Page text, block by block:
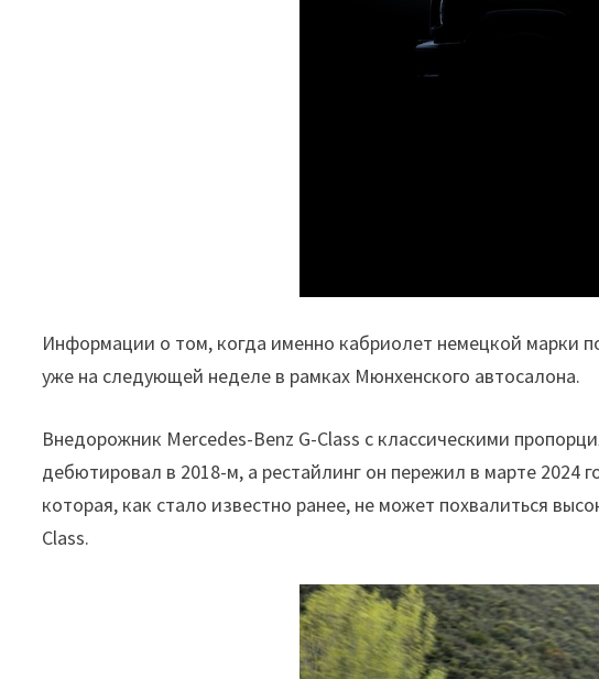
Информации о том, когда именно кабриолет немецкой марки
уже на следующей неделе в рамках Мюнхенского автосалона.
Внедорожник Mercedes-Benz G-Class с классическими
дебютировал в 2018-м, а рестайлинг он пережил в марте 2024
которая, как стало известно ранее, не может похвалиться
Class.